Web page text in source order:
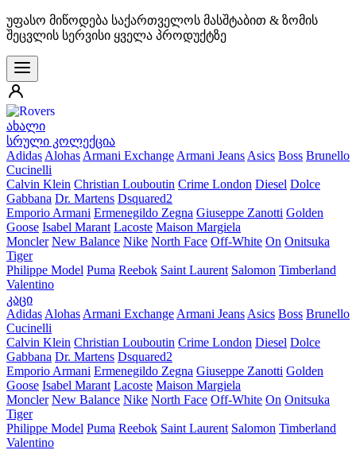
უფასო მიწოდება საქართველოს მასშტაბით & ზომის
შეცვლის სერვისი ყველა პროდუქტზე
ახალი
სრული კოლექცია
Adidas Alohas Armani Exchange Armani Jeans Asics Boss Brunello
Cucinelli
Calvin Klein Christian Louboutin Crime London Diesel Dolce
Gabbana Dr. Martens Dsquared2
Emporio Armani Ermenegildo Zegna Giuseppe Zanotti Golden
Goose Isabel Marant Lacoste Maison Margiela
Moncler New Balance Nike North Face Off-White On Onitsuka
Tiger
Philippe Model Puma Reebok Saint Laurent Salomon Timberland
Valentino
კაცი
Adidas Alohas Armani Exchange Armani Jeans Asics Boss Brunello
Cucinelli
Calvin Klein Christian Louboutin Crime London Diesel Dolce
Gabbana Dr. Martens Dsquared2
Emporio Armani Ermenegildo Zegna Giuseppe Zanotti Golden
Goose Isabel Marant Lacoste Maison Margiela
Moncler New Balance Nike North Face Off-White On Onitsuka
Tiger
Philippe Model Puma Reebok Saint Laurent Salomon Timberland
Valentino